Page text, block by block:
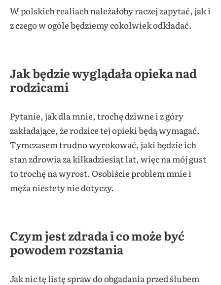
W polskich realiach należałoby raczej zapytać, jak i
z czego w ogóle będziemy cokolwiek odkładać.
Jak będzie wyglądała opieka nad
rodzicami
Pytanie, jak dla mnie, trochę dziwne i z góry
zakładające, że rodzice tej opieki będą wymagać.
Tymczasem trudno wyrokować, jaki będzie ich
stan zdrowia za kilkadziesiąt lat, więc na mój gust
to trochę na wyrost. Osobiście problem mnie i
męża niestety nie dotyczy.
Czym jest zdrada i co może być
powodem rozstania
Jak nic tę listę spraw do obgadania przed ślubem